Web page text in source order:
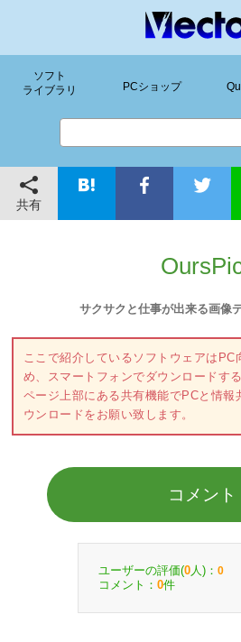
ソフト
ライブラリ
PCショップ
共有
サクサクと仕事が出来る画像
ここで紹介しているソフトウェアはPC
め、スマートフォンでダウンロードす
ページ上部にある共有機能でPCと情報
ウンロードをお願い致します。
コメント
ユーザーの評価(0 人)： 0
コメント： 0件